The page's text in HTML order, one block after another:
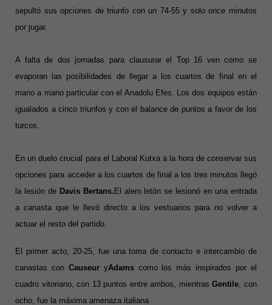
sepultó sus opciones de triunfo con un 74-55 y solo once minutos
por jugar.
A falta de dos jornadas para clausurar el Top 16 ven como se
evaporan las posibilidades de llegar a los cuartos de final en el
mano a mano particular con el Anadolu Efes. Los dos equipos están
igualados a cinco triunfos y con el balance de puntos a favor de los
turcos.
En un duelo crucial para el Laboral Kutxa a la hora de conservar sus
opciones para acceder a los cuartos de final a los tres minutos llegó
la lesión de Davis Bertans.El alero letón se lesionó en una entrada
a canasta que le llevó directo a los vestuarios para no volver a
actuar el resto del partido.
El primer acto, 20-25, fue una toma de contacto e intercambio de
canastas con Causeur yAdamscomo los más inspirados por el
cuadro vitoriano, con 13 puntos entre ambos, mientrasGentile , con
ocho, fue la máxima amenaza italiana